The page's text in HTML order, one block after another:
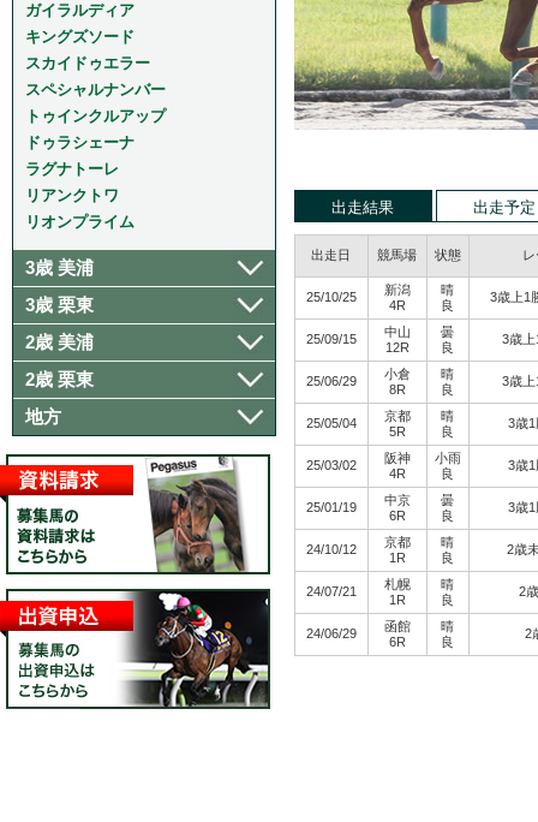
ガイラルディア
キングズソード
スカイドゥエラー
スペシャルナンバー
トゥインクルアップ
ドゥラシェーナ
ラグナトーレ
リアンクトワ
リオンプライム
3歳 美浦
3歳 栗東
2歳 美浦
2歳 栗東
地方
出走結果 出走予定
出走日 競馬場 状態
25/10/25
新潟
4R
晴
良
3歳上1
25/09/15
中山
12R
曇
良
3歳
25/06/29
小倉
8R
晴
良
3歳
25/05/04
京都
5R
晴
良
3歳
25/03/02
阪神
4R
小雨
良
3歳
25/01/19
中京
6R
曇
良
3歳
24/10/12
京都
1R
晴
良
2歳
24/07/21
札幌
1R
晴
良
2
24/06/29
函館
6R
晴
良
2